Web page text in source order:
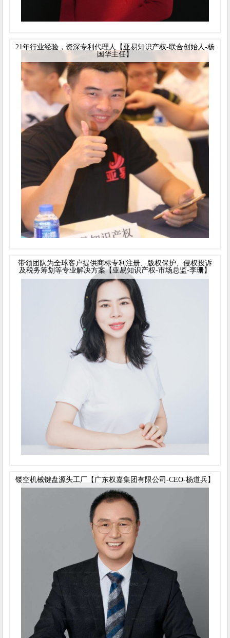
21年行业经验，资深专利代理人【亚易知识产权-联合创始人-杨
国华主任】
带领团队为全球客户提供商标专利注册、版权保护、侵权投诉
及税务筹划等专业解决方案【亚易知识产权-市场总监-李珊】
镂空机械键盘源头工厂【广东权嘉集团有限公司-CEO-杨道兵】